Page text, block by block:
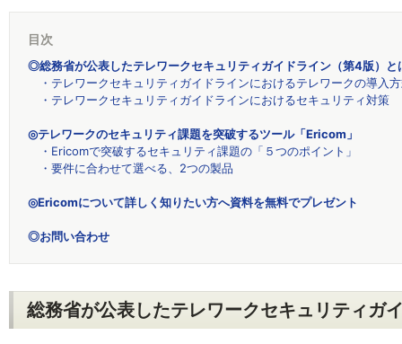
目次
◎総務省が公表したテレワークセキュリティガイドライン（第4版）と
・テレワークセキュリティガイドラインにおけるテレワークの導入
・テレワークセキュリティガイドラインにおけるセキュリティ対策
◎テレワークのセキュリティ課題を突破するツール「Ericom」
・Ericomで突破するセキュリティ課題の「５つのポイント」
・要件に合わせて選べる、2つの製品
◎Ericomについて詳しく知りたい方へ資料を無料でプレゼント
◎お問い合わせ
総務省が公表したテレワークセキュリティガ